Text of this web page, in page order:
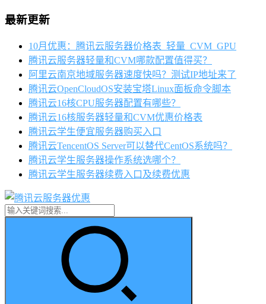
最新更新
10月优惠：腾讯云服务器价格表_轻量_CVM_GPU
腾讯云服务器轻量和CVM哪款配置值得买？
阿里云南京地域服务器速度快吗？测试IP地址来了
腾讯云OpenCloudOS安装宝塔Linux面板命令脚本
腾讯云16核CPU服务器配置有哪些？
腾讯云16核服务器轻量和CVM优惠价格表
腾讯云学生便宜服务器购买入口
腾讯云TencentOS Server可以替代CentOS系统吗？
腾讯云学生服务器操作系统选哪个？
腾讯云学生服务器续费入口及续费优惠